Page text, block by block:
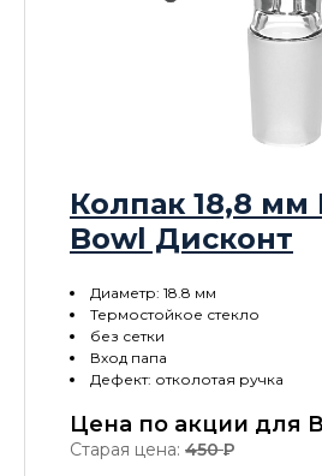
Колпак 18,8 мм
Bowl Дисконт
Диаметр: 18.8 мм
Термостойкое стекло
без сетки
Вход папа
Дефект: отколотая ручка
Цена по акции для
Старая цена: 450P